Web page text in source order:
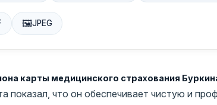
🖼JPEG
карты медицинского страхования
показал, что он обеспечивает чистую и